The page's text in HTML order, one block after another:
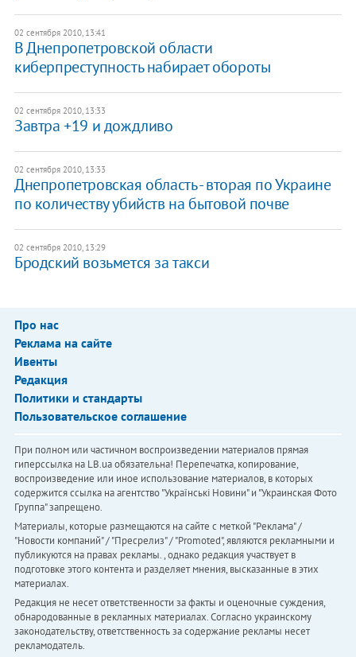
02 сентября 2010, 13:41
В Днепропетровской области
киберпреступность набирает обороты
02 сентября 2010, 13:33
Завтра +19 и дождливо
02 сентября 2010, 13:33
Днепропетровская область - вторая по Украине
по количеству убийств на бытовой почве
02 сентября 2010, 13:29
Бродский возьмется за такси
Про нас
Реклама на сайте
Ивенты
Редакция
Политики и стандарты
Пользовательское соглашение
При полном или частичном воспроизведении материалов прямая
гиперссылка на LB.ua обязательна! Перепечатка, копирование,
воспроизведение или иное использование материалов, в которых
содержится ссылка на агентство "Українськi Новини" и "Украинская Фото
Группа" запрещено.
Материалы, которые размещаются на сайте с меткой "Реклама" /
"Новости компаний" / "Пресрелиз" / "Promoted", являются рекламными и
публикуются на правах рекламы. , однако редакция участвует в
подготовке этого контента и разделяет мнения, высказанные в этих
материалах.
Редакция не несет ответственности за факты и оценочные суждения,
обнародованные в рекламных материалах. Согласно украинскому
законодательству, ответственность за содержание рекламы несет
рекламодатель.